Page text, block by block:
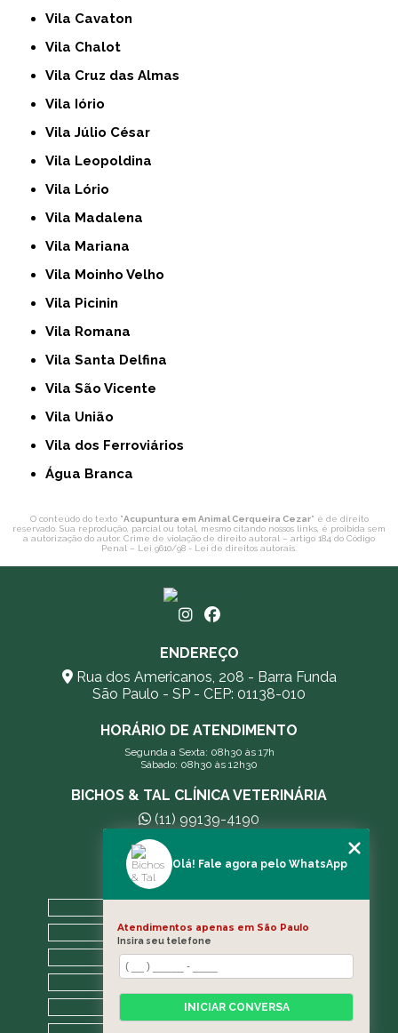
Vila Cavaton
Vila Chalot
Vila Cruz das Almas
Vila Iório
Vila Júlio César
Vila Leopoldina
Vila Lório
Vila Madalena
Vila Mariana
Vila Moinho Velho
Vila Picinin
Vila Romana
Vila Santa Delfina
Vila São Vicente
Vila União
Vila dos Ferroviários
Água Branca
O conteúdo do texto "Acupuntura em Animal Cerqueira Cezar" é de direito
reservado. Sua reprodução, parcial ou total, mesmo citando nossos links, é proibida sem
a autorização do autor. Crime de violação de direito autoral – artigo 184 do Código
Penal – Lei 9610/98 - Lei de direitos autorais.
ENDEREÇO
Rua dos Americanos, 208 - Barra Funda
São Paulo - SP - CEP: 01138-010
HORÁRIO DE ATENDIMENTO
Segunda a Sexta: 08h30 às 17h
Sábado: 08h30 às 12h30
BICHOS & TAL CLÍNICA VETERINÁRIA
(11) 99139-4190
andreleecitti5@gmail.com
A CLÍNICA
BLOG
CONTATO
CATEGORIAS
Olá! Fale agora pelo WhatsApp
Atendimentos apenas em São Paulo
Insira seu telefone
INICIAR CONVERSA